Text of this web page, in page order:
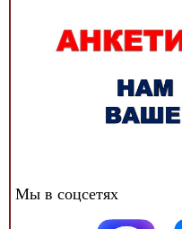
Мы в соцсетях